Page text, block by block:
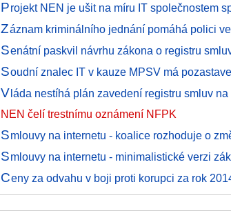
Projekt NEN je ušit na míru IT společnostem
Záznam kriminálního jednání pomáhá polici
Senátní paskvil návrhu zákona o registru
Soudní znalec IT v kauze MPSV má
V láda nestíhá plán zavedení registru smluv na
NEN čelí trestnímu oznámení NFPK
Smlouvy na internetu - koalice rozhoduje o
Smlouvy na internetu - minimalistické verzi
Ceny za odvahu v boji proti korupci za rok